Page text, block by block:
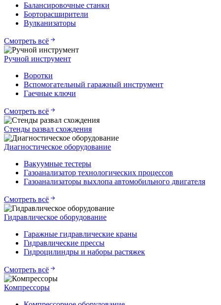
Балансировочные станки
Борторасширители
Вулканизаторы
Смотреть всё
Ручной инструмент
Воротки
Вспомогательный гаражный инструмент
Гаечные ключи
Смотреть всё
Стенды развал схождения
Диагностическое оборудование
Вакуумные тестеры
Газоанализатор технологических процессов
Газоанализаторы выхлопа автомобильного двигателя
Смотреть всё
Гидравлическое оборудование
Гаражные гидравлические краны
Гидравлические прессы
Гидроцилиндры и наборы растяжек
Смотреть всё
Компрессоры